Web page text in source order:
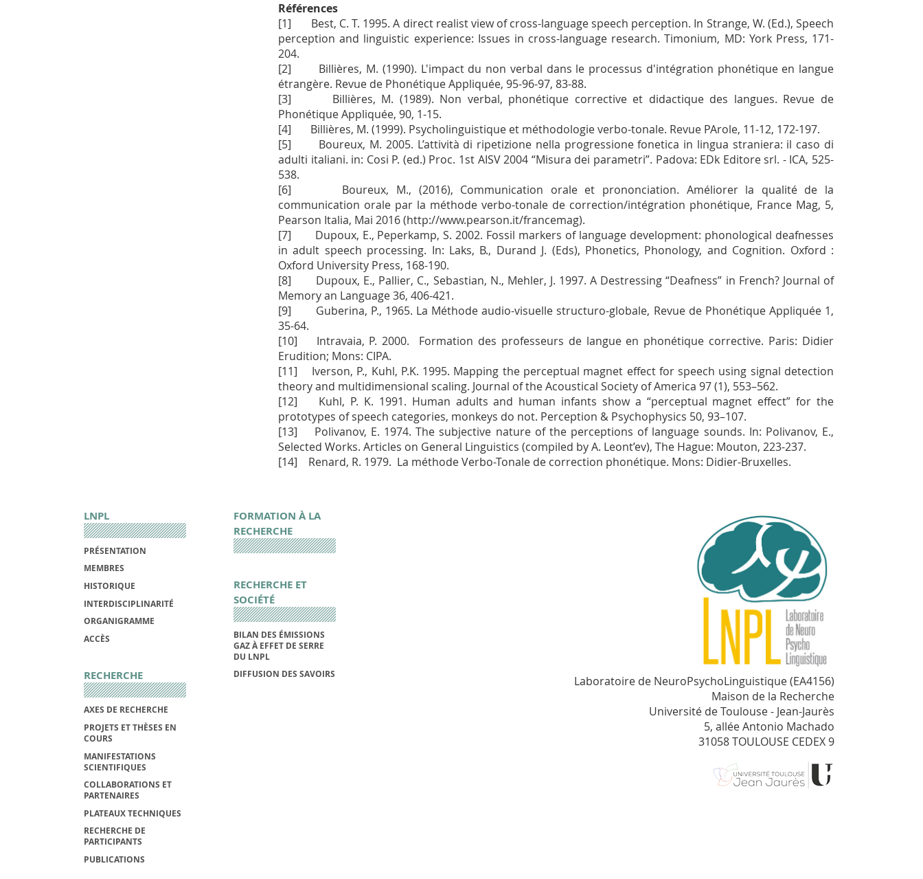
Références
[1] Best, C. T. 1995. A direct realist view of cross-language speech perception. In Strange, W. (Ed.), Speech
perception and linguistic experience: Issues in cross-language research. Timonium, MD: York Press, 171-
204.
[2] Billières, M. (1990). L'impact du non verbal dans le processus d'intégration phonétique en langue
étrangère. Revue de Phonétique Appliquée, 95-96-97, 83-88.
[3] Billières, M. (1989). Non verbal, phonétique corrective et didactique des langues. Revue de
Phonétique Appliquée, 90, 1-15.
[4] Billières, M. (1999). Psycholinguistique et méthodologie verbo-tonale. Revue PArole, 11-12, 172-197.
[5] Boureux, M. 2005. L’attività di ripetizione nella progressione fonetica in lingua straniera: il caso di
adulti italiani. in: Cosi P. (ed.) Proc. 1st AISV 2004 “Misura dei parametri”. Padova: EDk Editore srl. - ICA, 525-
538.
[6] Boureux, M., (2016), Communication orale et prononciation. Améliorer la qualité de la
communication orale par la méthode verbo-tonale de correction/intégration phonétique, France Mag, 5,
Pearson Italia, Mai 2016 (http://www.pearson.it/francemag).
[7] Dupoux, E., Peperkamp, S. 2002. Fossil markers of language development: phonological deafnesses
in adult speech processing. In: Laks, B., Durand J. (Eds), Phonetics, Phonology, and Cognition. Oxford :
Oxford University Press, 168-190.
[8] Dupoux, E., Pallier, C., Sebastian, N., Mehler, J. 1997. A Destressing “Deafness” in French? Journal of
Memory an Language 36, 406-421.
[9] Guberina, P., 1965. La Méthode audio-visuelle structuro-globale, Revue de Phonétique Appliquée 1,
35-64.
[10] Intravaia, P. 2000. Formation des professeurs de langue en phonétique corrective. Paris: Didier
Erudition; Mons: CIPA.
[11] Iverson, P., Kuhl, P.K. 1995. Mapping the perceptual magnet effect for speech using signal detection
theory and multidimensional scaling. Journal of the Acoustical Society of America 97 (1), 553–562.
[12] Kuhl, P. K. 1991. Human adults and human infants show a “perceptual magnet effect” for the
prototypes of speech categories, monkeys do not. Perception & Psychophysics 50, 93–107.
[13] Polivanov, E. 1974. The subjective nature of the perceptions of language sounds. In: Polivanov, E.,
Selected Works. Articles on General Linguistics (compiled by A. Leont’ev), The Hague: Mouton, 223-237.
[14] Renard, R. 1979. La méthode Verbo-Tonale de correction phonétique. Mons: Didier-Bruxelles.
LNPL
PRÉSENTATION
MEMBRES
HISTORIQUE
INTERDISCIPLINARITÉ
ORGANIGRAMME
ACCÈS
RECHERCHE
AXES DE RECHERCHE
PROJETS ET THÈSES EN
COURS
MANIFESTATIONS
SCIENTIFIQUES
COLLABORATIONS ET
PARTENAIRES
PLATEAUX TECHNIQUES
RECHERCHE DE
PARTICIPANTS
PUBLICATIONS
FORMATION À LA
RECHERCHE
RECHERCHE ET
SOCIÉTÉ
BILAN DES ÉMISSIONS
GAZ À EFFET DE SERRE
DU LNPL
DIFFUSION DES SAVOIRS
Laboratoire de NeuroPsychoLinguistique (EA4156)
Maison de la Recherche
Université de Toulouse - Jean-Jaurès
5, allée Antonio Machado
31058 TOULOUSE CEDEX 9